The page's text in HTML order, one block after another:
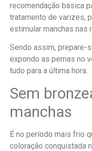
recomendação básica
tratamento de varizes,
estimular manchas nas
Sendo assim, prepare-
expondo as pernas no
tudo para a última hora.
Sem
manchas
É no período mais frio
coloração conquistada